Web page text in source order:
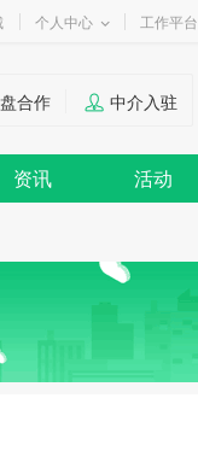
个人中心 工作平台
合作 中介入驻
资讯 活动